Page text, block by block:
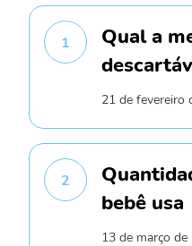
1
Qual a
21 de fevereiro
2
bebê usa
13 de março de